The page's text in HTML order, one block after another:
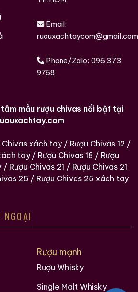
Của ruouxachtay.com
Email:
ruouxachtaycom@gmail.com
Phone/Zalo: 096 373
9768
mẫu rượu chivas nổi bật tại
Chivas xách tay / Rượu Chivas 12 /
tay / Rượu Chivas 18 / Rượu
/ Rượu Chivas 21 / Rượu Chivas 21
25 / Rượu Chivas 25 xách tay
NGOẠI
Rượu mạnh
Rượu Whisky
Single Malt Whisky